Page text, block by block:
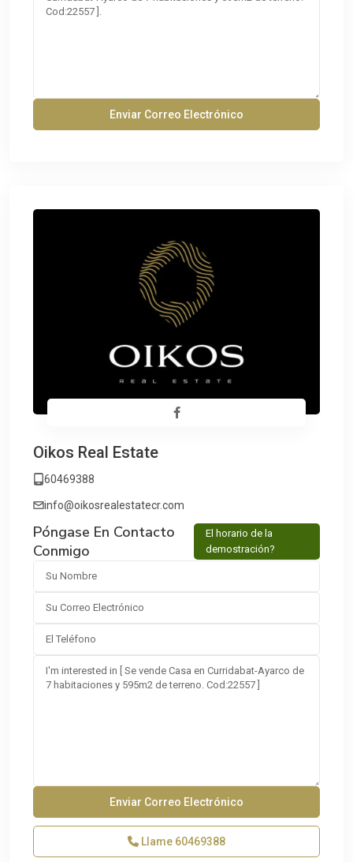
Oikos Real Estate
60469388
info@oikosrealestatecr.com
Póngase En Contacto
Conmigo
El horario de la
demostración?
Llame 60469388